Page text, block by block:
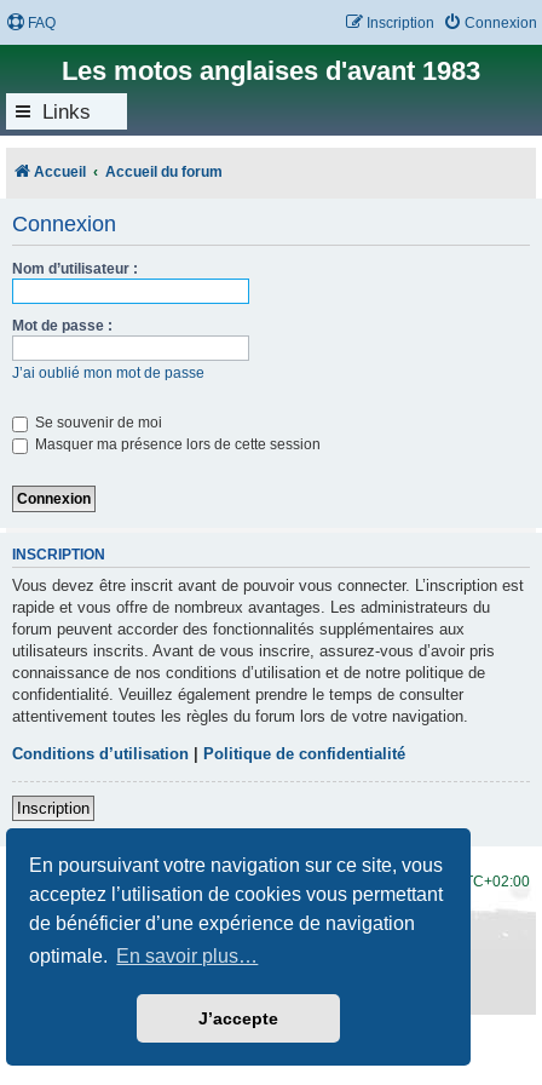
En poursuivant votre navigation sur ce site, vous
acceptez l’utilisation de cookies vous permettant
de bénéficier d’une expérience de navigation
optimale. En savoir plus…
J’accepte
FAQ Connexion
Inscription
Les motos anglaises d'avant 1983
Links
Accueil Accueil du forum
Connexion
Nom d’utilisateur :
Mot de passe :
J’ai oublié mon mot de passe
Se souvenir de moi
Masquer ma présence lors de cette session
INSCRIPTION
Vous devez être inscrit avant de pouvoir vous connecter. L’inscription est
rapide et vous offre de nombreux avantages. Les administrateurs du
forum peuvent accorder des fonctionnalités supplémentaires aux
utilisateurs inscrits. Avant de vous inscrire, assurez-vous d’avoir pris
connaissance de nos conditions d’utilisation et de notre politique de
confidentialité. Veuillez également prendre le temps de consulter
attentivement toutes les règles du forum lors de votre navigation.
Conditions d’utilisation Politique de confidentialité
Inscription
UTC+02:00
Développé par phpBB® Forum Software © phpBB Limited
Traduction française officielle
Prosilver New Edition
Confidentialité|Conditions